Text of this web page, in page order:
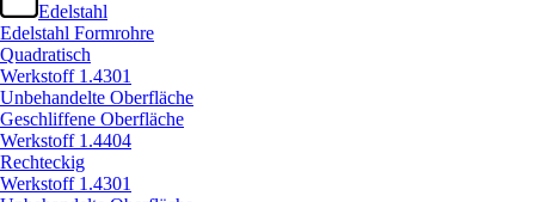
Edelstahl
Edelstahl Formrohre
Quadratisch
Werkstoff 1.4301
Unbehandelte Oberfläche
Geschliffene Oberfläche
Werkstoff 1.4404
Rechteckig
Werkstoff 1.4301